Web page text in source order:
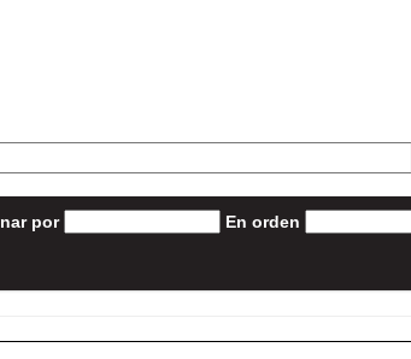
por En orden